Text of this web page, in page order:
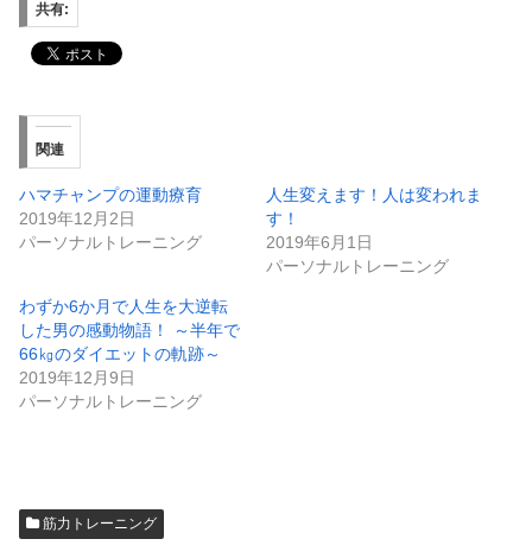
共有:
関連
ハマチャンプの運動療育
2019年12月2日
パーソナルトレーニング
人生変えます！人は変われま
す！
2019年6月1日
パーソナルトレーニング
わずか6か月で人生を大逆転
した男の感動物語！ ～半年で
66㎏のダイエットの軌跡～
2019年12月9日
パーソナルトレーニング
筋力トレーニング